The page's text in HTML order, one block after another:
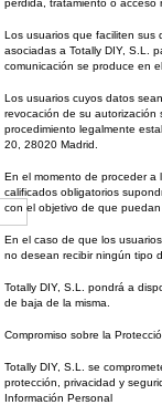
perdida, tratamiento o acceso
Los usuarios que faciliten sus
asociadas a Totally DIY, S.L.
comunicación se produce en
Los usuarios cuyos datos
revocación de su autorización
procedimiento legalmente
20, 28020 Madrid.
En el momento de proceder a
calificados obligatorios
con el objetivo de que
En el caso de que los
no desean recibir ningún tipo
Totally DIY, S.L. pondrá a
de baja de la misma.
Compromiso sobre la
Totally DIY, S.L. se
protección, privacidad y
Información Personal